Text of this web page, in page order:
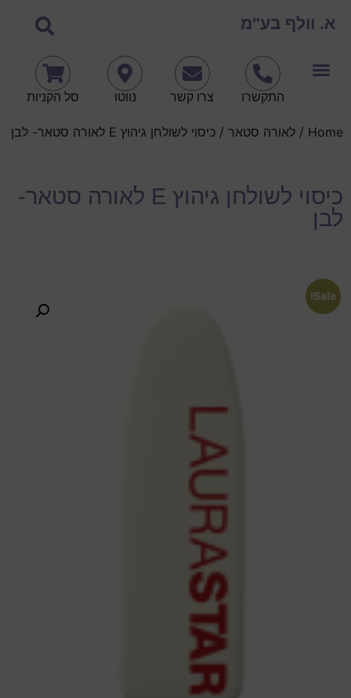
א. וולף בע"מ
התקשרו צרו קשר נווטו סל הקניות
Home
/ לאורה סטאר / כיסוי לשולחן גיהוץ E לאורה סטאר- לבן
כיסוי לשולחן גיהוץ E לאורה סטאר-
לבן
Sale!